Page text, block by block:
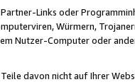
Links oder
Würmern,
Nutzer-Computer oder
davon nicht auf Ihrer